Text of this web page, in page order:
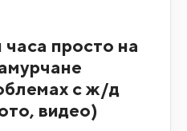
просто на
с ж/д
видео)